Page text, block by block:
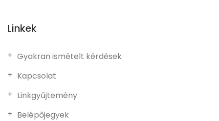
Linkek
Gyakran ismételt kérdések
Kapcsolat
Linkgyűjtemény
Belépőjegyek